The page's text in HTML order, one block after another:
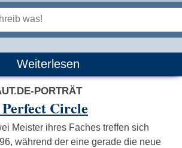
Weiterlesen
PORTRÄT
Circle
Meister ihres Faches treffen sich
während der eine gerade die neue